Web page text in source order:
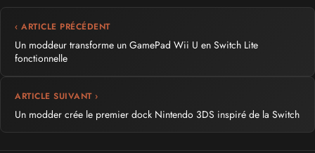
‹ ARTICLE PRÉCÉDENT
Un moddeur transforme un GamePad Wii U en Switch Lite
fonctionnelle
ARTICLE SUIVANT ›
Un modder crée le premier dock Nintendo 3DS inspiré de la Switch